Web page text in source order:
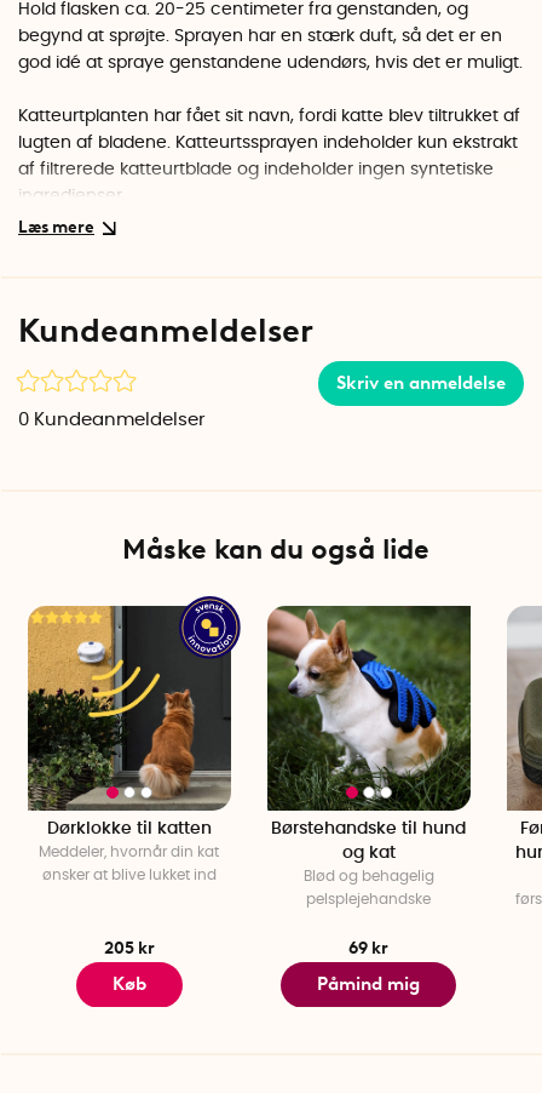
Hold flasken ca. 20-25 centimeter fra genstanden, og
begynd at sprøjte. Sprayen har en stærk duft, så det er en
god idé at spraye genstandene udendørs, hvis det er muligt.
Katteurtplanten har fået sit navn, fordi katte blev tiltrukket af
lugten af bladene. Katteurtssprayen indeholder kun ekstrakt
af filtrerede katteurtblade og indeholder ingen syntetiske
ingredienser.
Kundeanmeldelser
Skriv en anmeldelse
0 Kundeanmeldelser
Måske kan du også lide
Dørklokke til katten
Meddeler, hvornår din kat
ønsker at blive lukket ind
205 kr
Køb
Børstehandske til hund
og kat
Blød og behagelig
pelsplejehandske
69 kr
Påmind mig